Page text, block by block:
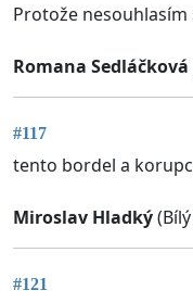
Protože
Romana Sedláčková
#117
tento bordel a
Miroslav Hladký
#121